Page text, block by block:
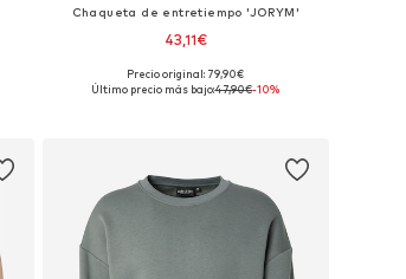
Chaqueta de entretiempo 'JORYM'
43,11€
+1
Tallas disponibles: M, L, XL, XXL
Precio original: 79,90€
Último precio más bajo:47,90€-10%